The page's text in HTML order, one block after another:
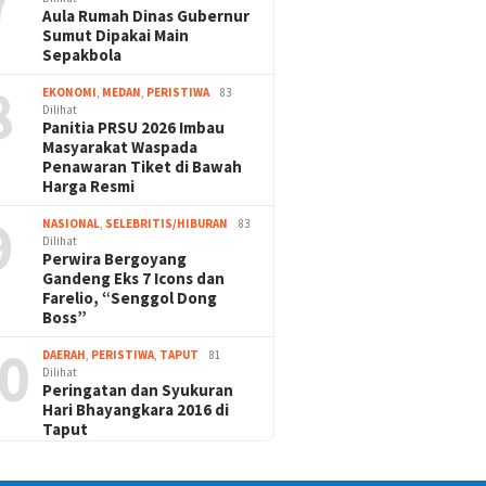
Aula Rumah Dinas Gubernur
Sumut Dipakai Main
Sepakbola
EKONOMI, MEDAN, PERISTIWA
83
Dilihat
Panitia PRSU 2026 Imbau
Masyarakat Waspada
Penawaran Tiket di Bawah
Harga Resmi
NASIONAL, SELEBRITIS/HIBURAN
83
Dilihat
Perwira Bergoyang
Gandeng Eks 7 Icons dan
Farelio, “Senggol Dong
Boss”
DAERAH, PERISTIWA, TAPUT
81
Dilihat
Peringatan dan Syukuran
Hari Bhayangkara 2016 di
Taput